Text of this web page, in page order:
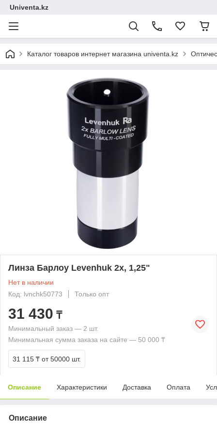
Univenta.kz
Каталог товаров интернет магазина univenta.kz
Линза Барлоу Levenhuk 2x, 1,25"
Нет в наличии
Код: lvnchk50773
Только опт
31 430 ₸
Минимальный заказ — 2 шт.
Минимальная сумма заказа на сайте — 50 000 ₸
31 115 ₸ от 50000 шт.
Описание Характеристики Доставка Оплата
Описание